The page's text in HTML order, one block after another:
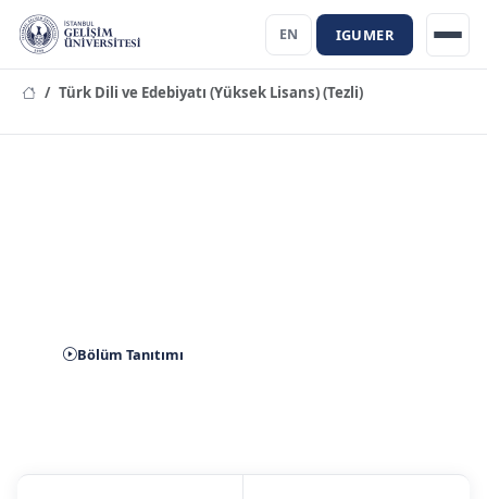
EN IGUMER
Türk Dili ve Edebiyatı (Yüksek Lisans) (Tezli)
Bölüm Tanıtımı